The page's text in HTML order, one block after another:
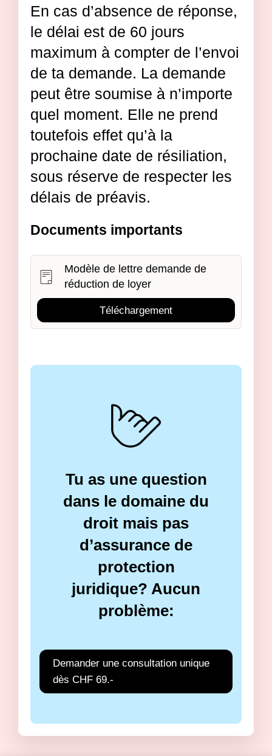
En cas d’absence de réponse,
le délai est de 60 jours
maximum à compter de l’envoi
de ta demande. La demande
peut être soumise à n’importe
quel moment. Elle ne prend
toutefois effet qu’à la
prochaine date de résiliation,
sous réserve de respecter les
délais de préavis.
Documents importants
Modèle de lettre demande de
réduction de loyer
Téléchargement
Tu as une question
dans le domaine du
droit mais pas
d’assurance de
protection
juridique? Aucun
problème:
Demander une consultation unique
dès CHF 69.-